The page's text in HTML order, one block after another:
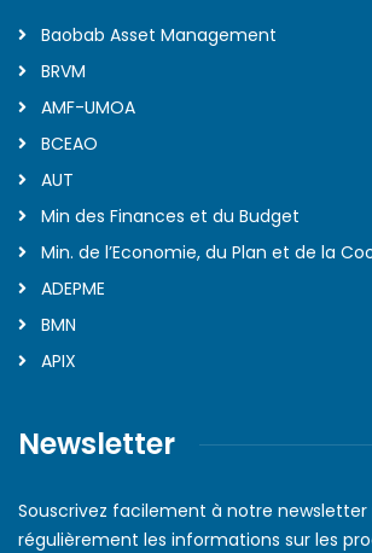
Baobab Asset Management
BRVM
AMF-UMOA
BCEAO
AUT
Min des Finances et du Budget
Min. de l’Economie, du Plan et de la
ADEPME
BMN
APIX
Newsletter
Souscrivez facilement à notre
régulièrement les informations sur les